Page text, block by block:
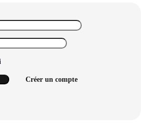
Créer un compte